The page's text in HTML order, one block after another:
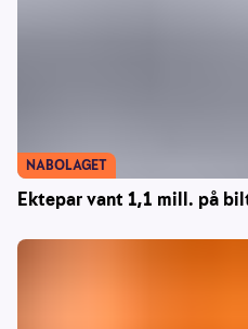
Ektepar vant 1,1 mill. på
NABOLAGET